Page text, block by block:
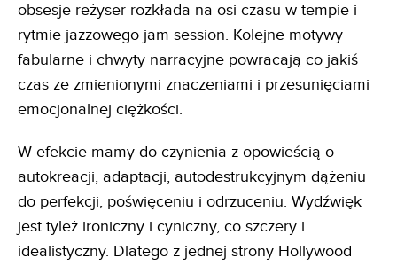
obsesje reżyser rozkłada na osi czasu w tempie i
rytmie jazzowego jam session. Kolejne motywy
fabularne i chwyty narracyjne powracają co jakiś
czas ze zmienionymi znaczeniami i przesunięciami
emocjonalnej ciężkości.
W efekcie mamy do czynienia z opowieścią o
autokreacji, adaptacji, autodestrukcyjnym dążeniu
do perfekcji, poświęceniu i odrzuceniu. Wydźwięk
jest tyleż ironiczny i cyniczny, co szczery i
idealistyczny. Dlatego z jednej strony Hollywood